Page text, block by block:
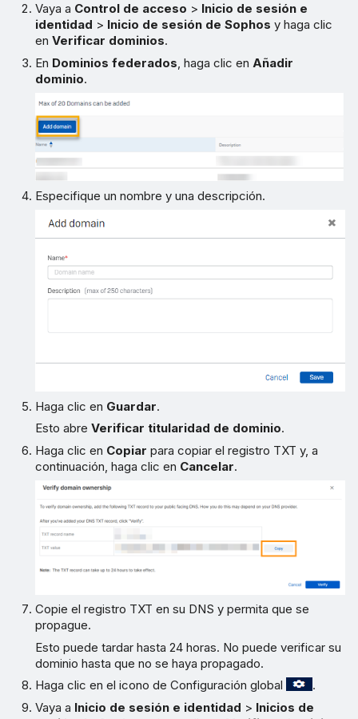
Vaya a Control de acceso > Inicio de sesión e
identidad > Inicio de sesión de Sophos y haga clic
enVerificar dominios.
En Dominios federados, haga clic enAñadir
dominio.
Especifique un nombre y una descripción.
Haga clic en Guardar.
Esto abreVerificar titularidad de dominio.
Haga clic en Copiar para copiar el registro TXT y, a
continuación, haga clic en Cancelar.
Copie el registro TXT en su DNS y permita que se
propague.
Esto puede tardar hasta 24 horas. No puede verificar su
dominio hasta que no se haya propagado.
Haga clic en el icono de Configuración global
.
Vaya a Inicio de sesión e identidad > Inicios de